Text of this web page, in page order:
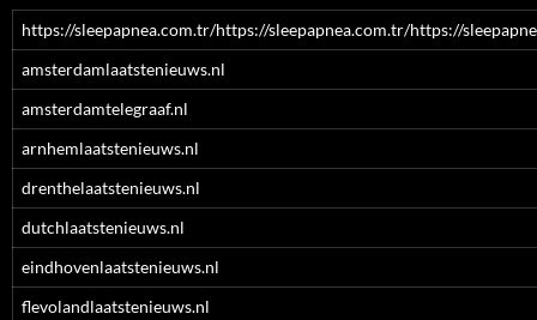
https://sleepapnea.com.tr/https://sleepapnea.com.tr/https://
amsterdamlaatstenieuws.nl
amsterdamtelegraaf.nl
arnhemlaatstenieuws.nl
drenthelaatstenieuws.nl
dutchlaatstenieuws.nl
eindhovenlaatstenieuws.nl
flevolandlaatstenieuws.nl